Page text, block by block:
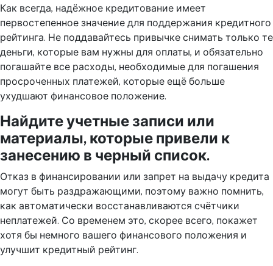
Как всегда, надёжное кредитование имеет
первостепенное значение для поддержания кредитного
рейтинга. Не поддавайтесь привычке снимать только те
деньги, которые вам нужны для оплаты, и обязательно
погашайте все расходы, необходимые для погашения
просроченных платежей, которые ещё больше
ухудшают финансовое положение.
Найдите учетные записи или
материалы, которые привели к
занесению в черный список.
Отказ в финансировании или запрет на выдачу кредита
могут быть раздражающими, поэтому важно помнить,
как автоматически восстанавливаются счётчики
неплатежей. Со временем это, скорее всего, покажет
хотя бы немного вашего финансового положения и
улучшит кредитный рейтинг.